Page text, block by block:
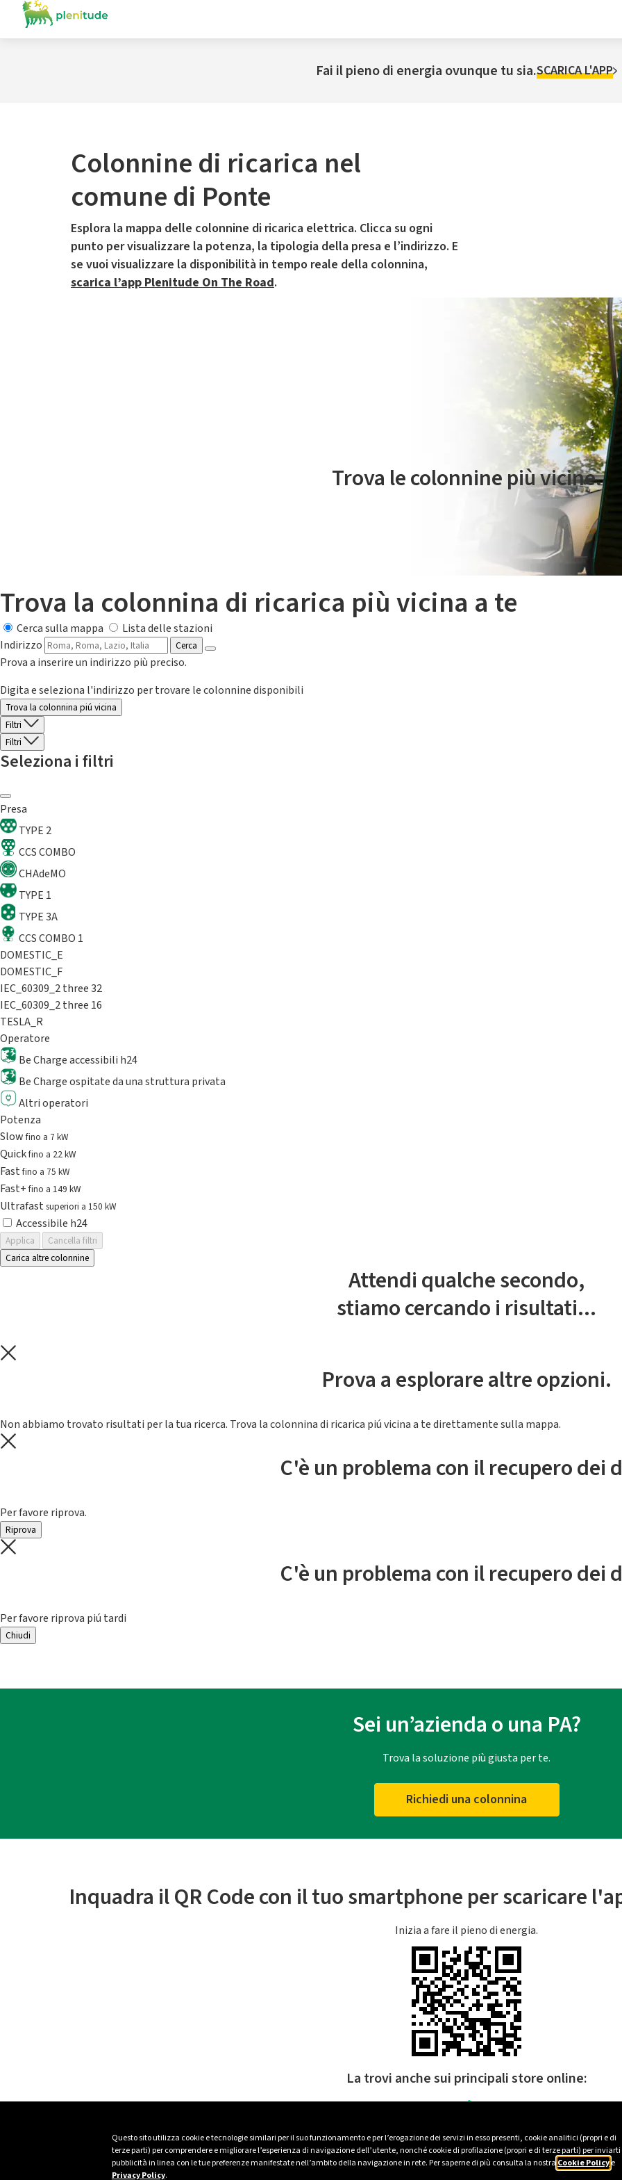
Questo sito utilizza cookie e tecnologie similari per il suo funzionamento e per l’erogazione dei servizi in esso presenti, cookie analitici (propri e di
terze parti) per comprendere e migliorare l’esperienza di navigazione dell’utente, nonché cookie di profilazione (propri e di terze parti) per inviarti
pubblicità in linea con le tue preferenze manifestate nell’ambito della navigazione in rete. Per saperne di più consulta la nostra Cookie Policye
Privacy Policy.
Fai il pieno di energia ovunque tu sia.SCARICA L'APP
Colonnine di ricarica nel
comune di Ponte
Esplora la mappa delle colonnine di ricarica elettrica. Clicca su ogni
punto per visualizzare la potenza, la tipologia della presa e l’indirizzo. E
se vuoi visualizzare la disponibilità in tempo reale della colonnina,
scarica l’app Plenitude On The Road.
Il servizio di mobilità elettrica è gestito da Plenitude On The Road
Trova le colonnine più vicine.
Trova la colonnina di ricarica più vicina a te
Cerca sulla mappa
Lista delle stazioni
Indirizzo
Cerca
Prova a inserire un indirizzo più preciso.
Digita e seleziona l'indirizzo per trovare le colonnine disponibili
Trova la colonnina piú vicina
Filtri
Filtri
Seleziona i filtri
Presa
TYPE 2
CCS COMBO
CHAdeMO
TYPE 1
TYPE 3A
CCS COMBO 1
DOMESTIC_E
DOMESTIC_F
IEC_60309_2 three 32
IEC_60309_2 three 16
TESLA_R
Operatore
Be Charge accessibili h24
Be Charge ospitate da una struttura privata
Altri operatori
Potenza
Slowfino a 7 kW
Quickfino a 22 kW
Fastfino a 75 kW
Fast+fino a 149 kW
Ultrafast superiori a 150 kW
Accessibile h24
Applica
Cancella filtri
Carica altre colonnine
Attendi qualche secondo,
stiamo cercando i risultati...
Prova a esplorare altre opzioni.
Non abbiamo trovato risultati per la tua ricerca. Trova la colonnina di ricarica piú vicina a te direttamente sulla mappa.
C'è un problema con il recupero dei
Per favore riprova.
Riprova
C'è un problema con il recupero dei
Per favore riprova piú tardi
Chiudi
Sei un’azienda o una PA?
Trova la soluzione più giusta per te.
Richiedi una colonnina
Inquadra il QR Code con il tuo smartphone per scaricare
Inizia a fare il pieno di energia.
La trovi anche sui principali store online: